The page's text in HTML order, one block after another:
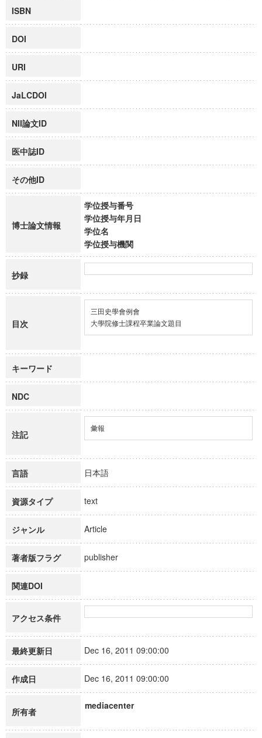
ISBN
DOI
URI
JaLCDOI
NII論文ID
医中誌ID
その他ID
博士論文情報
学位授与番号
学位授与年月日
学位名
学位授与機関
抄録
目次
三田史學會例會
大學院修士課程卒業論文題目
キーワード
NDC
注記
彙報
言語 日本語
資源タイプ text
ジャンル Article
著者版フラグ publisher
関連DOI
アクセス条件
最終更新日 Dec 16, 2011 09:00:00
作成日 Dec 16, 2011 09:00:00
所有者
mediacenter